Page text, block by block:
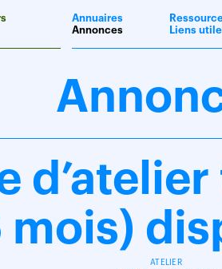
Annuaires
Annonces
Liens
mois)
ATELIER